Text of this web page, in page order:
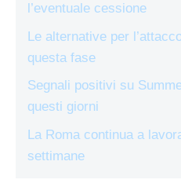
l’eventuale cessione
Le alternative per
questa fase
Segnali positivi su
questi giorni
La Roma continua a
settimane